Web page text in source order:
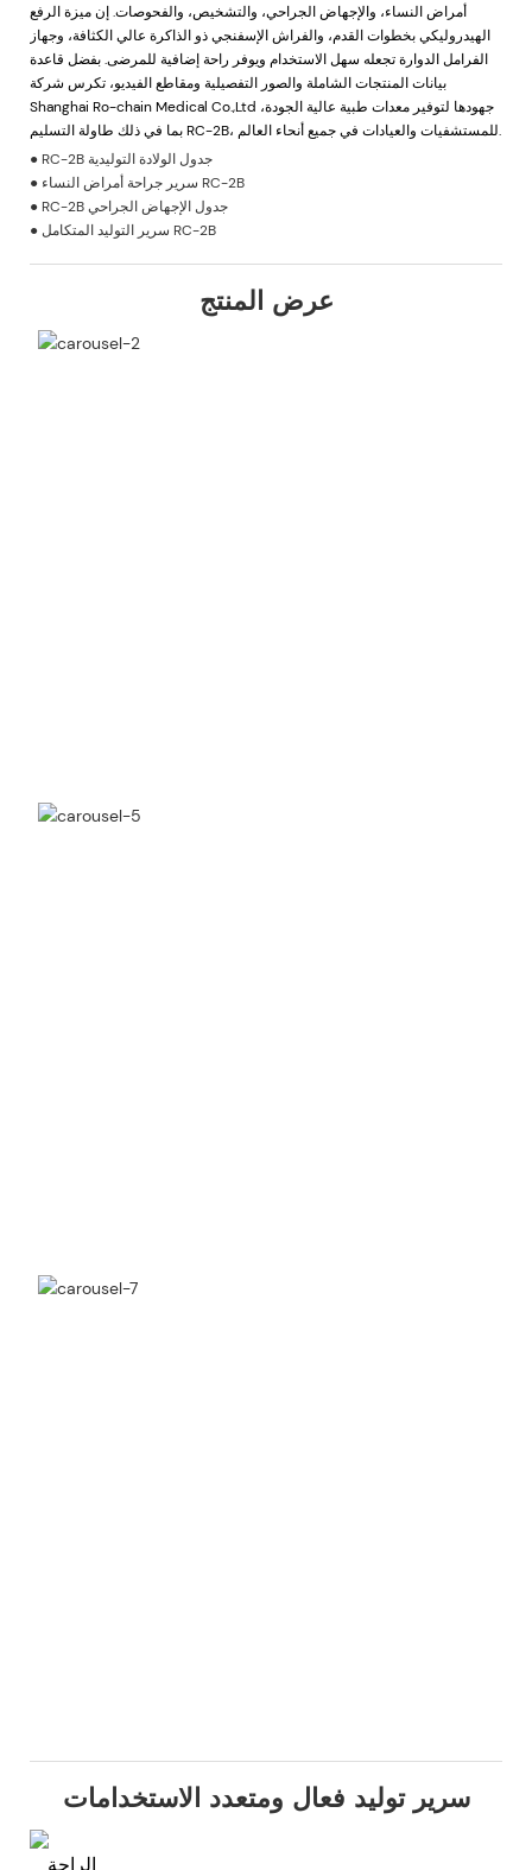
أمراض النساء، والإجهاض الجراحي، والتشخيص، والفحوصات. إن ميزة الرفع
الهيدروليكي بخطوات القدم، والفراش الإسفنجي ذو الذاكرة عالي الكثافة، وجهاز
الفرامل الدوارة تجعله سهل الاستخدام ويوفر راحة إضافية للمرضى. بفضل قاعدة
بيانات المنتجات الشاملة والصور التفصيلية ومقاطع الفيديو، تكرس شركة
Shanghai Ro-chain Medical Co.,Ltd جهودها لتوفير معدات طبية عالية الجودة،
بما في ذلك طاولة التسليم RC-2B، للمستشفيات والعيادات في جميع أنحاء العالم.
● RC-2B جدول الولادة التوليدية
● سرير جراحة أمراض النساء RC-2B
● RC-2B جدول الإجهاض الجراحي
● سرير التوليد المتكامل RC-2B
عرض المنتج
سرير توليد فعال ومتعدد الاستخدامات